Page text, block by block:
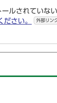
ルされていな
さい。 外部リン